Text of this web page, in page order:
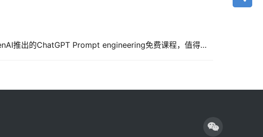
吴恩达联合OpenAI推出的ChatGPT Prompt engineering免费课程，值得系统学习下